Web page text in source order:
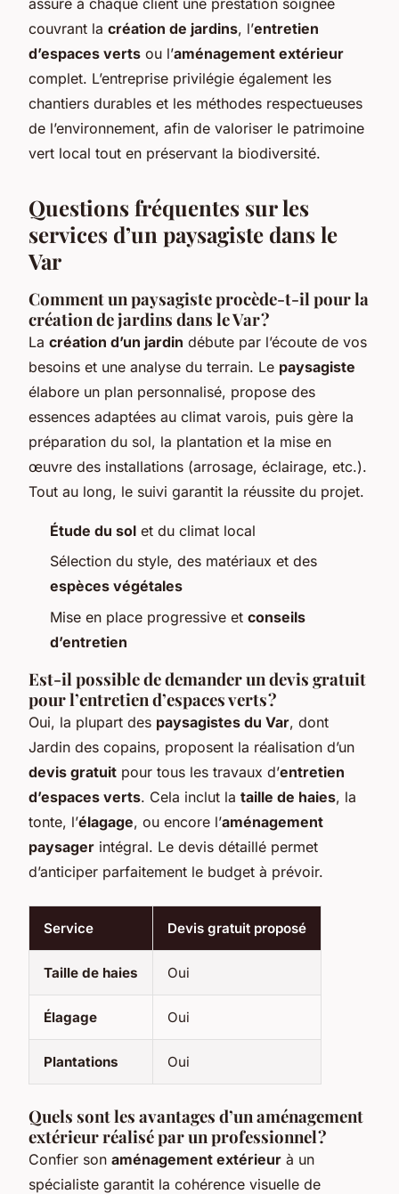
assure à chaque client une prestation soignée
couvrant la création de jardins, l’entretien
d’espaces verts ou l’aménagement extérieur
complet. L’entreprise privilégie également les
chantiers durables et les méthodes respectueuses
de l’environnement, afin de valoriser le patrimoine
vert local tout en préservant la biodiversité.
Questions fréquentes sur les
services d’un paysagiste dans le
Var
Comment un paysagiste procède-t-il pour la
création de jardins dans le Var ?
La création d’un jardin débute par l’écoute de vos
besoins et une analyse du terrain. Le paysagiste
élabore un plan personnalisé, propose des
essences adaptées au climat varois, puis gère la
préparation du sol, la plantation et la mise en
œuvre des installations (arrosage, éclairage, etc.).
Tout au long, le suivi garantit la réussite du projet.
Étude du sol et du climat local
Sélection du style, des matériaux et des
espèces végétales
Mise en place progressive et conseils
d’entretien
Est-il possible de demander un devis gratuit
pour l’entretien d’espaces verts ?
Oui, la plupart des paysagistes du Var, dont
Jardin des copains, proposent la réalisation d’un
devis gratuit pour tous les travaux d’entretien
d’espaces verts. Cela inclut la taille de haies, la
tonte, l’élagage, ou encore l’aménagement
paysager intégral. Le devis détaillé permet
d’anticiper parfaitement le budget à prévoir.
Service Devis gratuit proposé
Taille de haies Oui
Élagage Oui
Plantations Oui
Quels sont les avantages d’un aménagement
extérieur réalisé par un professionnel ?
Confier son aménagement extérieur à un
spécialiste garantit la cohérence visuelle de